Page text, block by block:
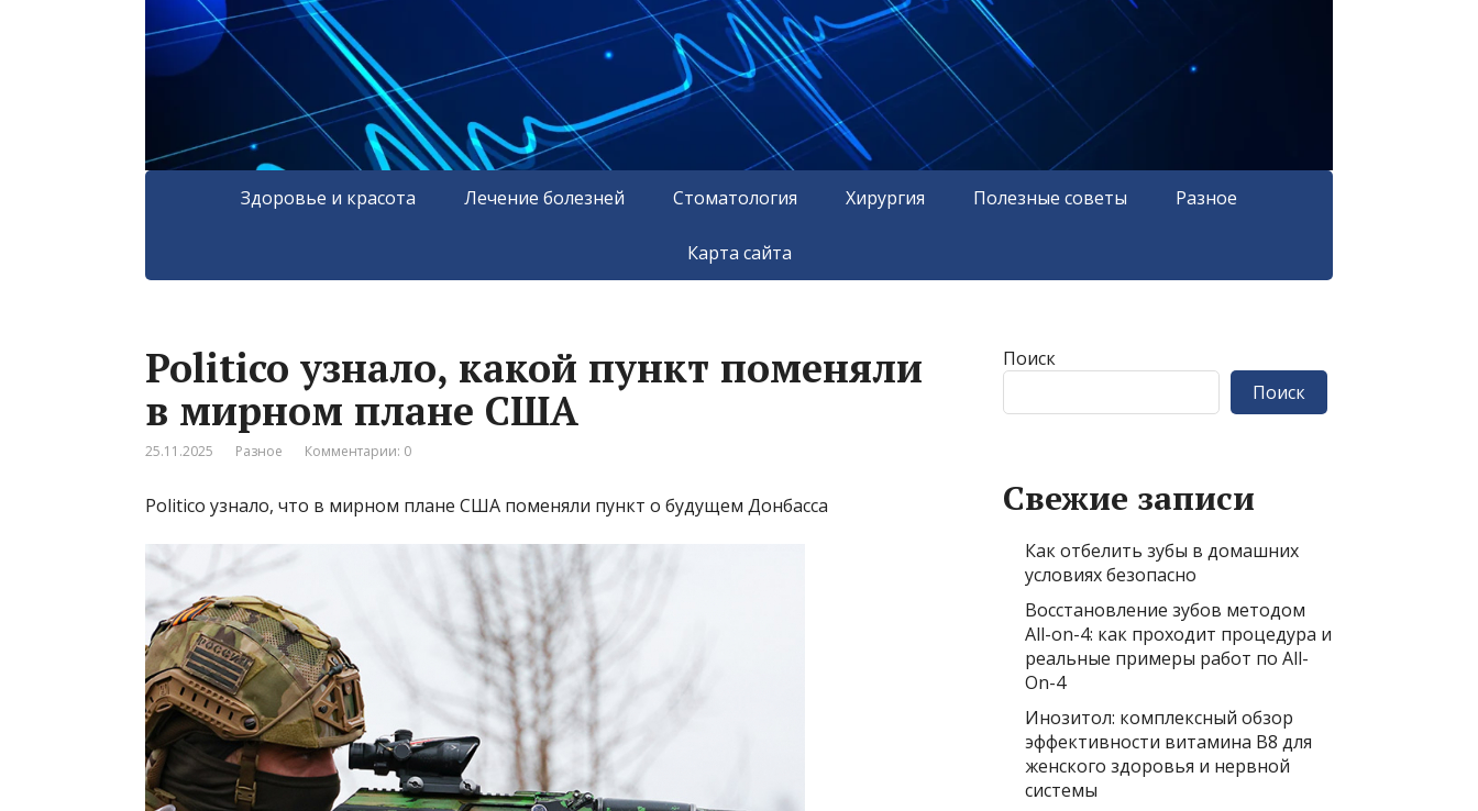
Здоровье и красота Лечение болезней Стоматология Хирургия Полезные советы Разное
Карта сайта
Politico узнало, какой пункт поменяли
в мирном плане США
25.11.2025 Разное Комментарии: 0
Politico узнало, что в мирном плане США поменяли пункт о будущем Донбасса
Поиск
Поиск
Свежие записи
Как отбелить зубы в домашних
условиях безопасно
Восстановление зубов методом
All-on-4: как проходит процедура и
реальные примеры работ по All-
On-4
Инозитол: комплексный обзор
эффективности витамина B8 для
женского здоровья и нервной
системы